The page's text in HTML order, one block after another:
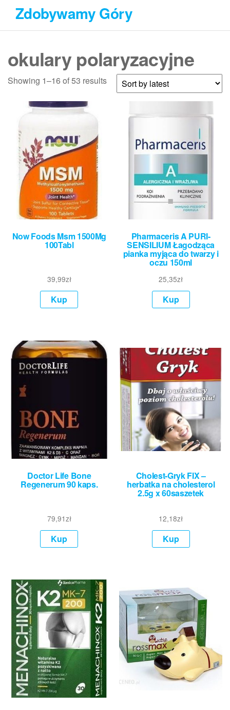
Przejdź
treści
Zdobywamy Góry
okulary polaryzacyjne
Showing 1–16 of 53 results
Now Foods Msm 1500Mg
100Tabl
39,99zł
Kup
Pharmaceris A PURI-
SENSILIUM Łagodząca
pianka myjąca do twarzy i
oczu 150ml
25,35zł
Kup
Doctor Life Bone
Regenerum 90 kaps.
79,91zł
Kup
Cholest-Gryk FIX –
herbatka na cholesterol
2.5g x 60saszetek
12,18zł
Kup